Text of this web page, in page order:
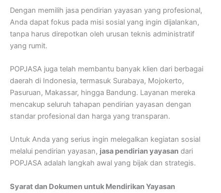
Dengan memilih jasa pendirian yayasan yang profesional,
Anda dapat fokus pada misi sosial yang ingin dijalankan,
tanpa harus direpotkan oleh urusan teknis administratif
yang rumit.
POPJASA juga telah membantu banyak klien dari berbagai
daerah di Indonesia, termasuk Surabaya, Mojokerto,
Pasuruan, Makassar, hingga Bandung. Layanan mereka
mencakup seluruh tahapan pendirian yayasan dengan
standar profesional dan harga yang transparan.
Untuk Anda yang serius ingin melegalkan kegiatan sosial
melalui pendirian yayasan, jasa pendirian yayasan dari
POPJASA adalah langkah awal yang bijak dan strategis.
Syarat dan Dokumen untuk Mendirikan Yayasan